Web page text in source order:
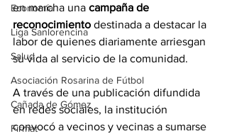
Economía
Liga Sanlorencina
Salud
Asociación Rosarina de Fútbol
Cañada de Gómez
Firmat
en marcha una campaña de
reconocimiento destinada a destacar la
labor de quienes diariamente arriesgan
su vida al servicio de la comunidad.
A través de una publicación difundida
en redes sociales, la institución
convocó a vecinos y vecinas a sumarse